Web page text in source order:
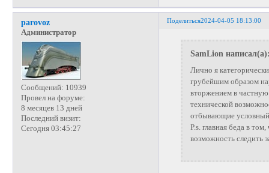
Поделиться2024-04-05 18:13:00
parovoz
Администратор
Сообщений: 10939
Провел на форуме:
8 месяцев 13 дней
Последний визит:
Сегодня 03:45:27
SamLion
Лично я
грубейшим образом
вторжением в
технической
отбывающие условный
P.s. главная беда в
возможность следить